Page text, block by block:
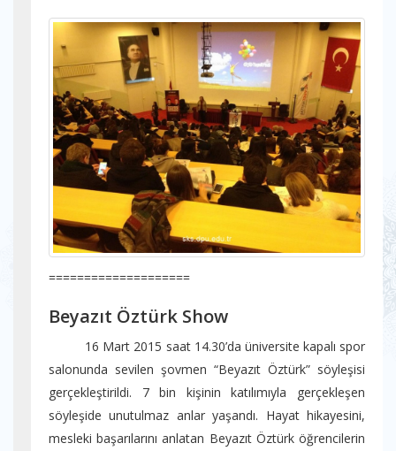
====================
Beyazıt Öztürk Show
16 Mart 2015 saat 14.30’da üniversite kapalı spor
salonunda sevilen şovmen “Beyazıt Öztürk” söyleşisi
gerçekleştirildi. 7 bin kişinin katılımıyla gerçekleşen
söyleşide unutulmaz anlar yaşandı. Hayat hikayesini,
mesleki başarılarını anlatan Beyazıt Öztürk öğrencilerin